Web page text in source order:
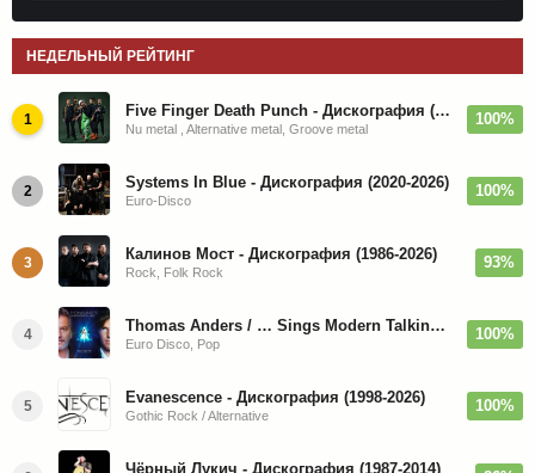
НЕДЕЛЬНЫЙ РЕЙТИНГ
1 Five Finger Death Punch - Дискография (2008-2026)
Nu metal , Alternative metal, Groove metal
100%
2 Systems In Blue - Дискография (2020-2026)
Euro-Disco
100%
3 Калинов Мост - Дискография (1986-2026)
Rock, Folk Rock
93%
4 Thomas Anders / … Sings Modern Talking: The Best hi-res
Euro Disco, Pop
100%
5 Evanescence - Дискография (1998-2026)
Gothic Rock / Alternative
100%
Чёрный Лукич - Дискография (1987-2014)